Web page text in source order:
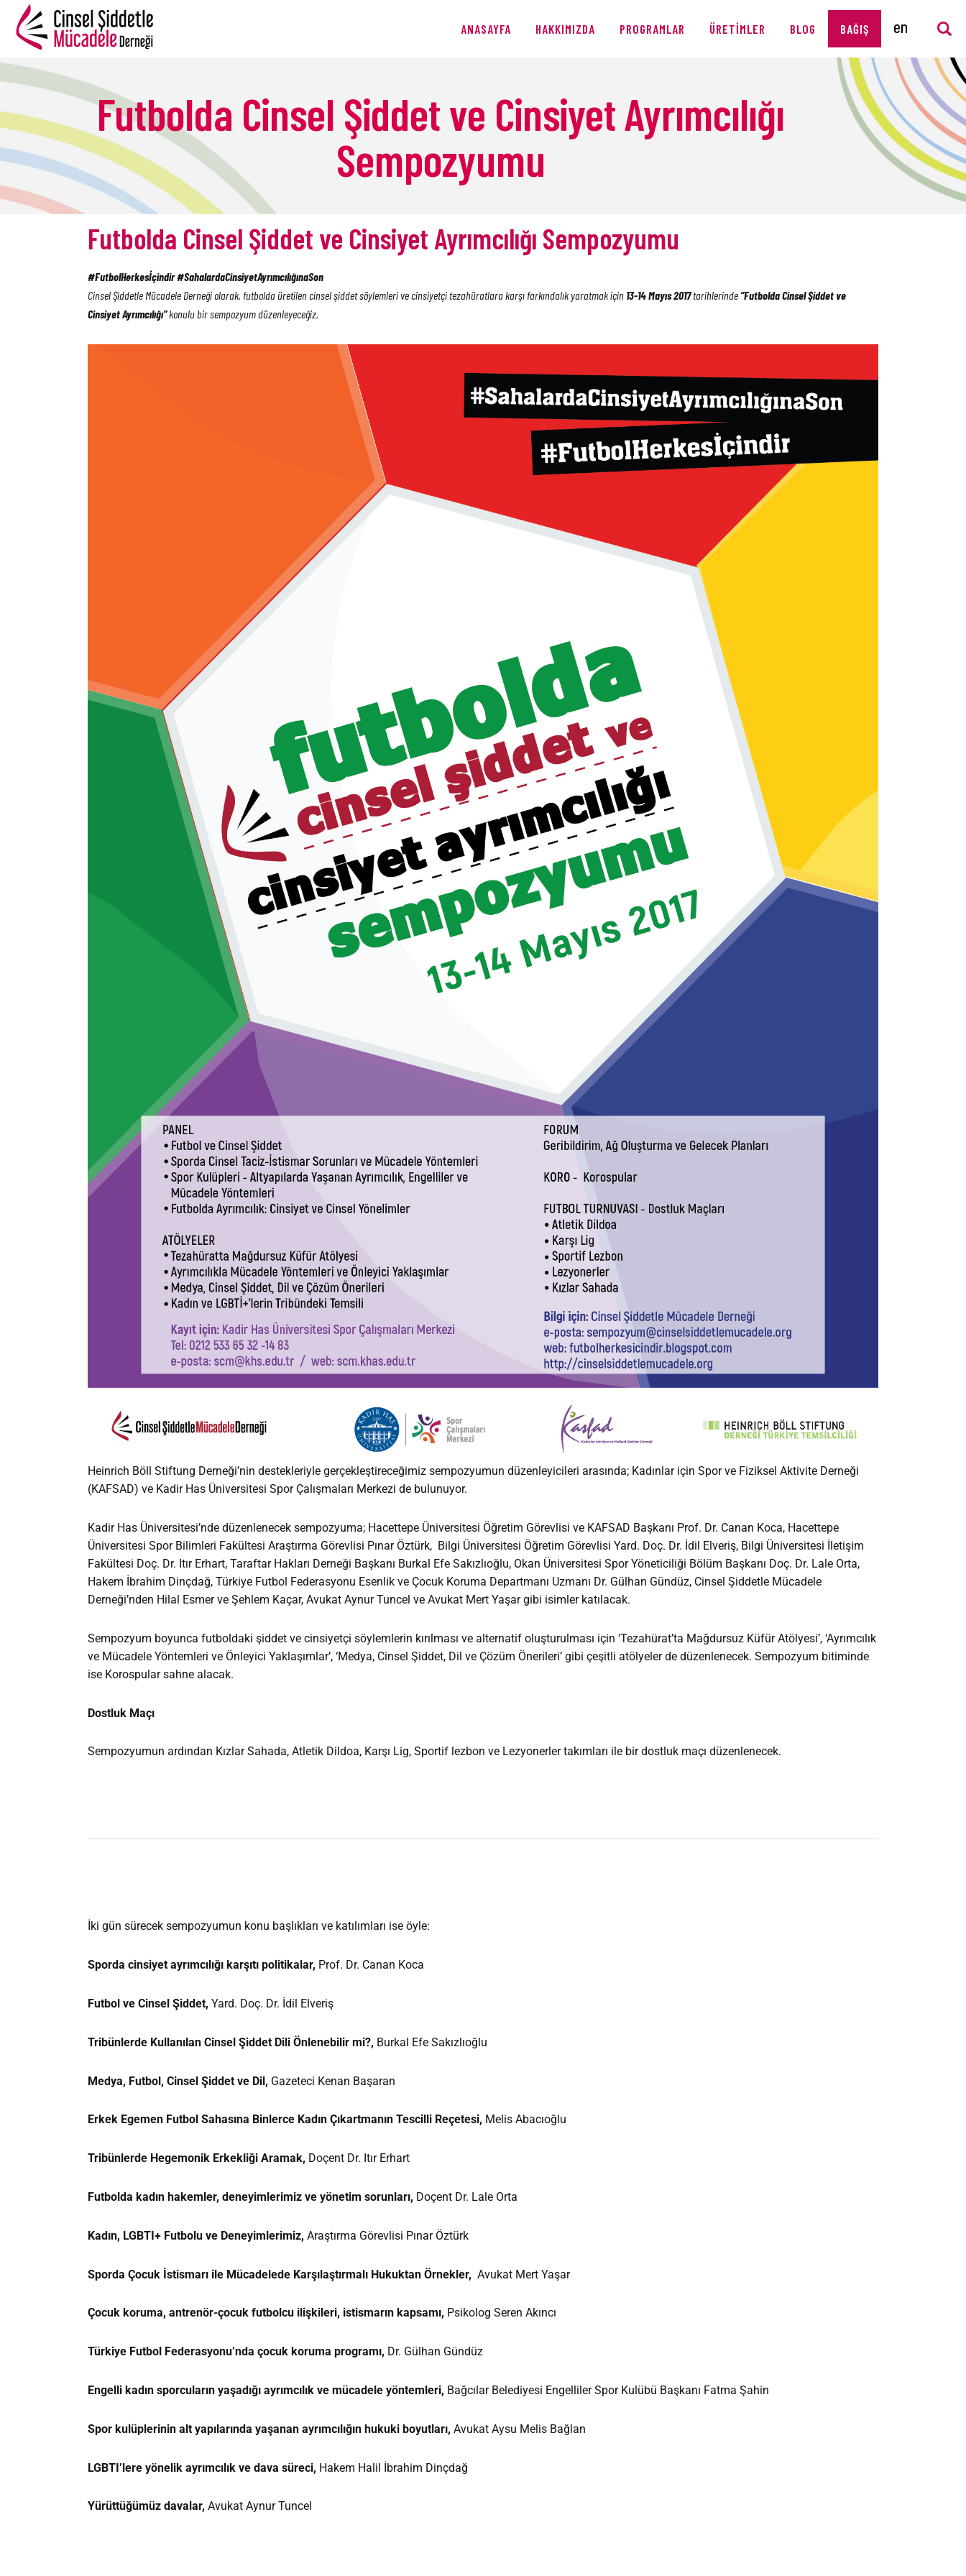
ANASAYFA HAKKIMIZDA PROGRAMLAR ÜRETIMLER BLOG BAĞIŞ
Futbolda Cinsel Şiddet ve Cinsiyet Ayrımcılığı
Sempozyumu
PROGRAMLAR
ÜRETIMLER
BLOG
Futbolda Cinsel Şiddet ve Cinsiyet Ayrımcılığı Sempozyumu
#FutbolHerkesİçindir#SahalardaCinsiyetAyrımcılığınaSon
Cinsel Şiddetle Mücadele Derneği olarak, futbolda üretilen cinsel şiddet söylemleri ve cinsiyetçi tezahüratlara karşı farkındalık yaratmak için 13-14 Mayıs 2017tarihlerinde”Futbolda Cinsel Şiddet ve
Cinsiyet Ayrımcılığı”konulu bir sempozyum düzenleyeceğiz.
Heinrich Böll Stiftung Derneği’nin destekleriyle gerçekleştireceğimiz sempozyumun düzenleyicileri arasında; Kadınlar için Spor ve Fiziksel Aktivite Derneği
(KAFSAD) ve Kadir Has Üniversitesi Spor Çalışmaları Merkezi de bulunuyor.
Kadir Has Üniversitesi’nde düzenlenecek sempozyuma; Hacettepe Üniversitesi Öğretim Görevlisi ve KAFSAD Başkanı Prof. Dr. Canan Koca, Hacettepe
Üniversitesi Spor Bilimleri Fakültesi Araştırma Görevlisi Pınar Öztürk, Bilgi Üniversitesi Öğretim Görevlisi Yard. Doç. Dr. İdil Elveriş, Bilgi Üniversitesi İletişim
Fakültesi Doç. Dr. Itır Erhart, Taraftar Hakları Derneği Başkanı Burkal Efe Sakızlıoğlu, Okan Üniversitesi Spor Yöneticiliği Bölüm Başkanı Doç. Dr. Lale Orta,
Hakem İbrahim Dinçdağ, Türkiye Futbol Federasyonu Esenlik ve Çocuk Koruma Departmanı Uzmanı Dr. Gülhan Gündüz, Cinsel Şiddetle Mücadele
Derneği’nden Hilal Esmer ve Şehlem Kaçar, Avukat Aynur Tuncel ve Avukat Mert Yaşar gibi isimler katılacak.
Sempozyum boyunca futboldaki şiddet ve cinsiyetçi söylemlerin kırılması ve alternatif oluşturulması için ‘Tezahürat’ta Mağdursuz Küfür Atölyesi’, ‘Ayrımcılık
ve Mücadele Yöntemleri ve Önleyici Yaklaşımlar’, ‘Medya, Cinsel Şiddet, Dil ve Çözüm Önerileri’ gibi çeşitli atölyeler de düzenlenecek. Sempozyum bitiminde
ise Korospular sahne alacak.
Dostluk Maçı
Sempozyumun ardından Kızlar Sahada, Atletik Dildoa, Karşı Lig, Sportif lezbon ve Lezyonerler takımları ile bir dostluk maçı düzenlenecek.
İki gün sürecek sempozyumun konu başlıkları ve katılımları ise öyle:
Sporda cinsiyet ayrımcılığı karşıtı politikalar, Prof. Dr. Canan Koca
Futbol ve Cinsel Şiddet, Yard. Doç. Dr. İdil Elveriş
Tribünlerde Kullanılan Cinsel Şiddet Dili Önlenebilir mi?, Burkal Efe Sakızlıoğlu
Medya, Futbol, Cinsel Şiddet ve Dil, Gazeteci Kenan Başaran
Erkek Egemen Futbol Sahasına Binlerce Kadın Çıkartmanın Tescilli Reçetesi, Melis Abacıoğlu
Tribünlerde Hegemonik Erkekliği Aramak, Doçent Dr. Itır Erhart
Futbolda kadın hakemler, deneyimlerimiz ve yönetim sorunları, Doçent Dr. Lale Orta
Kadın, LGBTI+ Futbolu ve Deneyimlerimiz, Araştırma Görevlisi Pınar Öztürk
Sporda Çocuk İstismarı ile Mücadelede Karşılaştırmalı Hukuktan Örnekler, Avukat Mert Yaşar
Çocuk koruma, antrenör-çocuk futbolcu ilişkileri, istismarın kapsamı, Psikolog Seren Akıncı
Türkiye Futbol Federasyonu’nda çocuk koruma programı, Dr. Gülhan Gündüz
Engelli kadın sporcuların yaşadığı ayrımcılık ve mücadele yöntemleri, Bağcılar Belediyesi Engelliler Spor Kulübü Başkanı Fatma Şahin
Spor kulüplerinin alt yapılarında yaşanan ayrımcılığın hukuki boyutları, Avukat Aysu Melis Bağlan
LGBTI’lere yönelik ayrımcılık ve dava süreci, Hakem Halil İbrahim Dinçdağ
Yürüttüğümüz davalar, Avukat Aynur Tuncel